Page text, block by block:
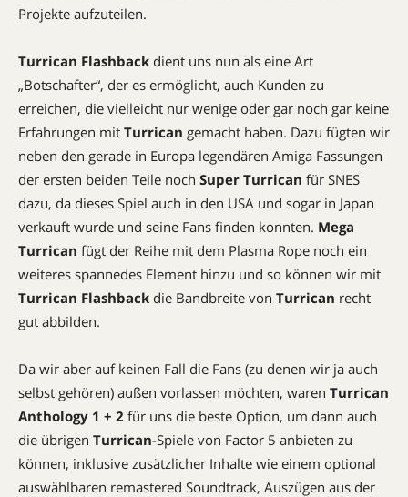
Projekte aufzuteilen.
Turrican Flashback dient uns nun als eine Art
„Botschafter“, der es ermöglicht, auch Kunden zu
erreichen, die vielleicht nur wenige oder gar noch gar keine
Erfahrungen mit Turrican gemacht haben. Dazu fügten wir
neben den gerade in Europa legendären Amiga Fassungen
der ersten beiden Teile noch Super Turrican für SNES
dazu, da dieses Spiel auch in den USA und sogar in Japan
verkauft wurde und seine Fans finden konnten. Mega
Turrican fügt der Reihe mit dem Plasma Rope noch ein
weiteres spannedes Element hinzu und so können wir mit
Turrican Flashback die Bandbreite von Turrican recht
gut abbilden.
Da wir aber auf keinen Fall die Fans (zu denen wir ja auch
selbst gehören) außen vorlassen möchten, waren Turrican
Anthology 1 + 2 für uns die beste Option, um dann auch
die übrigen Turrican-Spiele von Factor 5 anbieten zu
können, inklusive zusätzlicher Inhalte wie einem optional
auswählbaren remastered Soundtrack, Auszügen aus der